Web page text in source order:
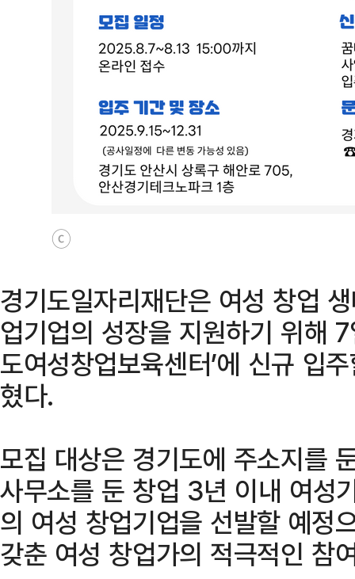
ⓒ
경기도일자리재단은 여성 창업
업기업의 성장을 지원하기 위해
도여성창업보육센터’에 신규 입
혔다.
모집 대상은 경기도에 주소지를
사무소를 둔 창업 3년 이내 여성
의 여성 창업기업을 선발할 예정
갖춘 여성 창업가의 적극적인 참